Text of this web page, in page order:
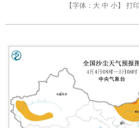
【字体： 大 中 小】 打